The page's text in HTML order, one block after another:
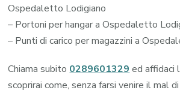
Ospedaletto Lodigiano
– Portoni per hangar a Ospedaletto
– Punti di carico per magazzini a
Chiama subito 0289601329 ed affidaci
scoprirai come, senza farsi venire il mal